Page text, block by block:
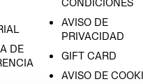
DE
CONDICIONES
AVISO DE
PRIVACIDAD
GIFT CARD
AVISO DE